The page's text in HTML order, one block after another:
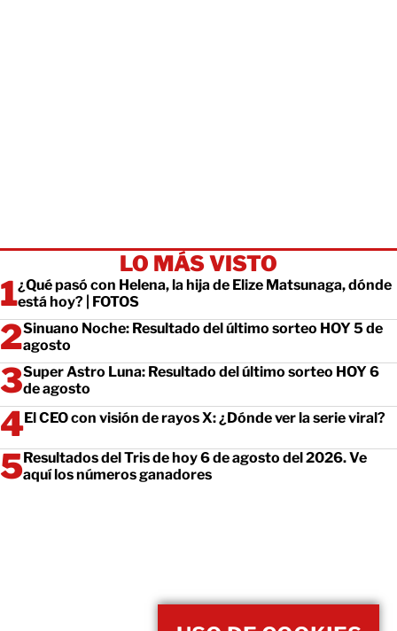
LO MÁS VISTO
¿Qué pasó con Helena, la hija de Elize Matsunaga, dónde
está hoy? | FOTOS
Sinuano Noche: Resultado del último sorteo HOY 5 de
agosto
Super Astro Luna: Resultado del último sorteo HOY 6
de agosto
El CEO con visión de rayos X: ¿Dónde ver la serie viral?
Resultados del Tris de hoy 6 de agosto del 2026. Ve
aquí los números ganadores